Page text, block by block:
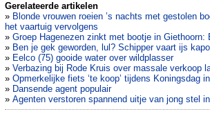
Gerelateerde artikelen
» Blonde vrouwen roeien ’s nachts met gestolen
het vaartuig vervolgens
» Groep Hagenezen zinkt met bootje in Giethoorn:
» Ben je gek geworden, lul? Schipper vaart ijs
» Eelco (75) gooide water over wildplasser
» Verbazing bij Rode Kruis over massale verkoop
» Opmerkelijke fiets ‘te koop’ tijdens Koningsdag
» Dansende agent populair
» Agenten verstoren spannend uitje van jong stel